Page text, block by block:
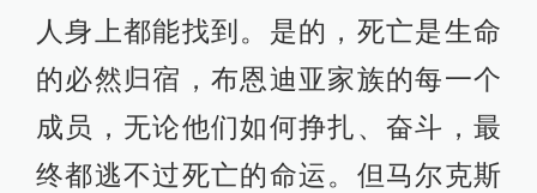
人身上都能找到。是的，死亡是生命
的必然归宿，布恩迪亚家族的每一个
成员，无论他们如何挣扎、奋斗，最
终都逃不过死亡的命运。但马尔克斯